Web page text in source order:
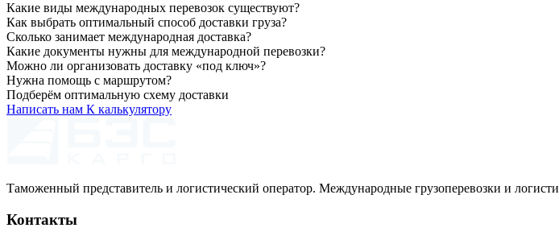
Какие виды международных перевозок существуют?
Как выбрать оптимальный способ доставки груза?
Сколько занимает международная доставка?
Какие документы нужны для международной перевозки?
Можно ли организовать доставку «под ключ»?
Нужна помощь с маршрутом?
Подберём оптимальную схему доставки
Написать нам К калькулятору
Таможенный представитель и логистический оператор. Международные грузоперевозки и
Контакты